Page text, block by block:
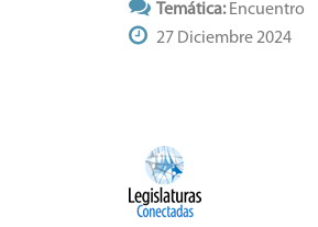
Temática:Encuentro
27 Diciembre 2024